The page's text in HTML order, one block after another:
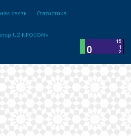
связь
Статистика
UZINFOCOM»